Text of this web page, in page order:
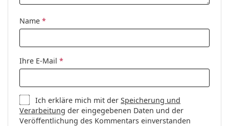
Name *
Ihre E-Mail *
Ich erkläre mich mit derSpeicherung und
Verarbeitung der eingegebenen Daten und der
Veröffentlichung des Kommentars einverstanden